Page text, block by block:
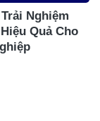
Nghiệm
Quả Cho